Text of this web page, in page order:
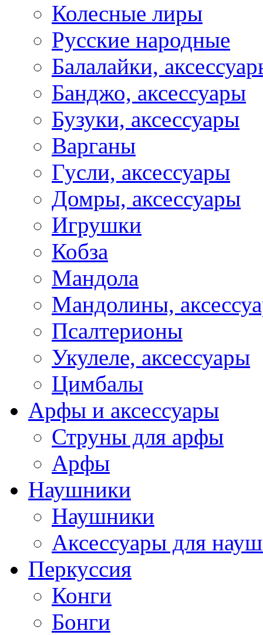
Колесные лиры
Русские народные
Балалайки,
Банджо, аксессуары
Бузуки, аксессуары
Варганы
Гусли, аксессуары
Домры, аксессуары
Игрушки
Кобза
Мандола
Мандолины,
Псалтерионы
Укулеле, аксессуары
Цимбалы
Арфы и аксессуары
Струны для арфы
Арфы
Наушники
Наушники
Аксессуары для
Перкуссия
Конги
Бонги